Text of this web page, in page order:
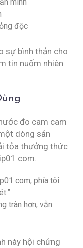
minh
độc
sự bình thản cho
tin nuốm nhiên
đo cam cam
dòng sản
tỏa thưởng thức
com.
com, phía tôi
tràn hơn, vẫn
này hội chứng